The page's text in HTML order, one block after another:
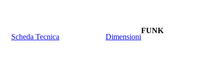
Scheda Tecnica Dimensioni
FUNK